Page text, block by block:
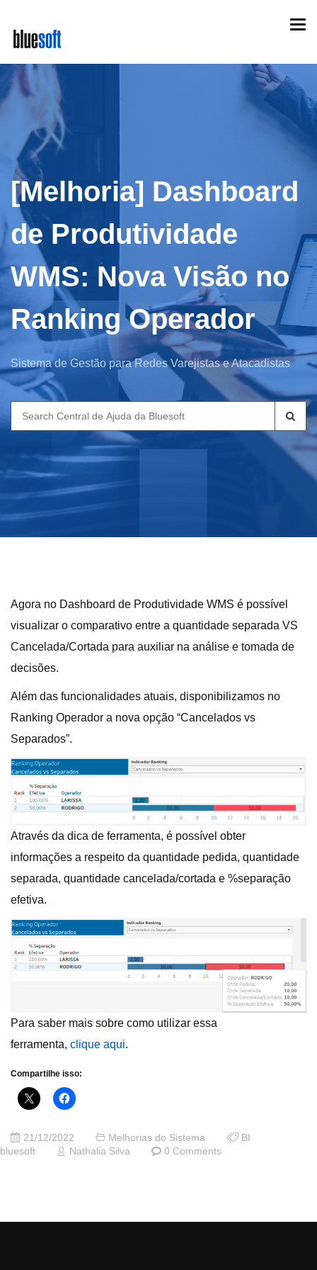
main
content
[Melhoria] Dashboard
de Produtividade
WMS: Nova Visão no
Ranking Operador
Sistema de Gestão para Redes Varejistas e Atacadistas
Search
for:
Agora no Dashboard de Produtividade WMS é possível
visualizar o comparativo entre a quantidade separada VS
Cancelada/Cortada para auxiliar na análise e tomada de
decisões.
Além das funcionalidades atuais, disponibilizamos no
Ranking Operador a nova opção “Cancelados vs
Separados”.
Através da dica de ferramenta, é possível obter
informações a respeito da quantidade pedida, quantidade
separada, quantidade cancelada/cortada e %separação
efetiva.
Para saber mais sobre como utilizar essa
ferramenta, clique aqui.
Compartilhe isso:
21/12/2022 Melhorias do Sistema
BI
bluesoft
Nathalia Silva 0 Comments